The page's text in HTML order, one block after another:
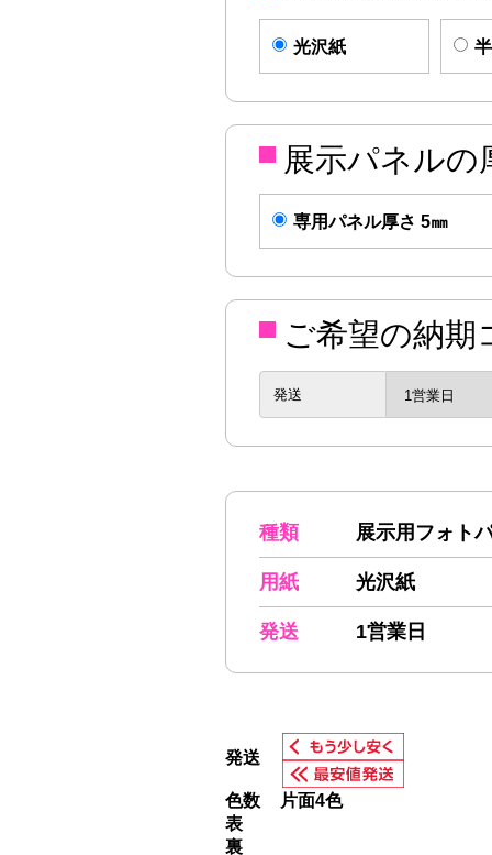
光沢紙
展示パネル
専用パネル厚さ 5㎜
ご希望の納期
発送
種類 展示用フォト
用紙 光沢紙
発送 1営業日
発送
色数
片面4色
表
裏